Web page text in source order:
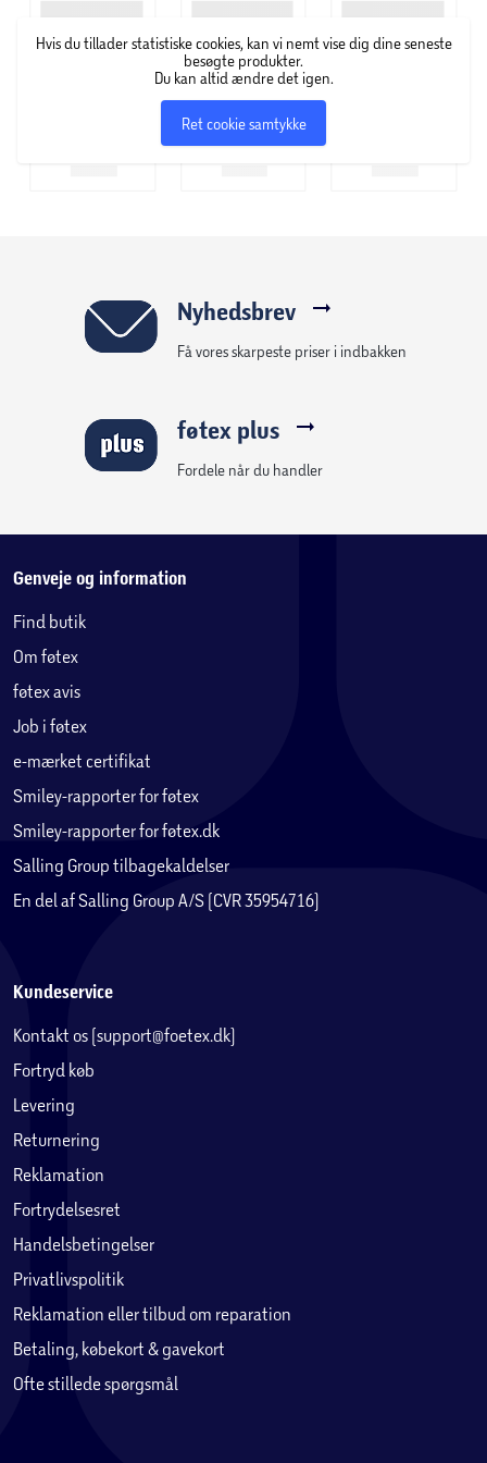
USB, MP3 og Bluetooth
Hvis du tillader statistiske cookies, kan vi nemt vise dig dine seneste
besøgte produkter.
Du kan altid ændre det igen.
Ret cookie samtykke
Nyhedsbrev
Få vores skarpeste priser i indbakken
føtex plus
Fordele når du handler
Genveje og information
Find butik
Om føtex
føtex avis
Job i føtex
e-mærket certifikat
Smiley-rapporter for føtex
Smiley-rapporter for føtex.dk
Salling Group tilbagekaldelser
En del af Salling Group A/S (CVR 35954716)
Kundeservice
Kontakt os (support@foetex.dk)
Fortryd køb
Levering
Returnering
Reklamation
Fortrydelsesret
Handelsbetingelser
Privatlivspolitik
Reklamation eller tilbud om reparation
Betaling, købekort & gavekort
Ofte stillede spørgsmål